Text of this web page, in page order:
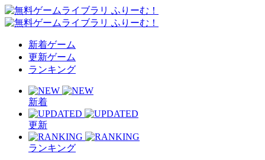
新着ゲーム
更新ゲーム
ランキング
新着
更新
ランキング